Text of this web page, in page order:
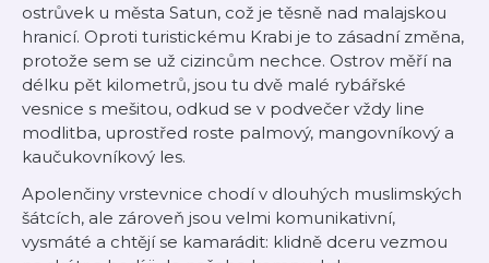
ostrůvek u města Satun, což je těsně nad malajskou
hranicí. Oproti turistickému Krabi je to zásadní změna,
protože sem se už cizincům nechce. Ostrov měří na
délku pět kilometrů, jsou tu dvě malé rybářské
vesnice s mešitou, odkud se v podvečer vždy line
modlitba, uprostřed roste palmový, mangovníkový a
kaučukovníkový les.
Apolenčiny vrstevnice chodí v dlouhých muslimských
šátcích, ale zároveň jsou velmi komunikativní,
vysmáté a chtějí se kamarádit: klidně dceru vezmou